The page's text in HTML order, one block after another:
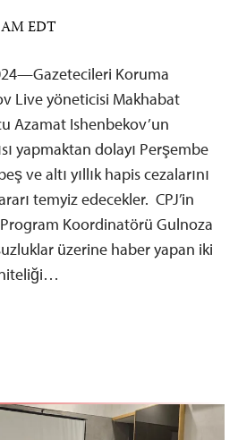
AM EDT
Koruma
Live yöneticisi Makhabat
Azamat Ishenbekov’un
yapmaktan dolayı Perşembe
ve altı yıllık hapis cezalarını
temyiz edecekler. CPJ’in
Koordinatörü Gulnoza
üzerine haber yapan iki